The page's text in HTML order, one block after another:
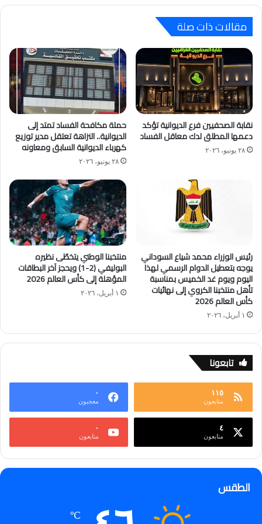
في أزمة الكهرباء في العراق.
مقالات ذات صلة
نقابة الصحفيين فرع الديوانية تؤكد
دعمها المطلق لدك معاقل الفساد
٢٨ يونيو، ٢٠٢٦
حملة مكافحة الفساد تمتد إلى
الديوانية.. النزاهة تعتقل مدير توزيع
كهرباء الديوانية السابق ومعاونه
٢٨ يونيو، ٢٠٢٦
رئيس الوزراء محمد شياع السوداني
يوجه بتعطيل الدوام الرسمي لهذا
اليوم ويوم غد الخميس بمناسبة
تأهل منتخبنا الكروي إلى نهائيات
كأس العالم 2026
١ أبريل، ٢٠٢٦
منتخبنا الوطني يتخطّى نظيره
البوليفي (2-1) ويحجز آخر البطاقات
المؤهلة إلى كأس العالم 2026
١ أبريل، ٢٠٢٦
تابعونا
١١٥
متابعون
٠
معجبون
٤
متابعون
٠
متابعون
الطقس
℃